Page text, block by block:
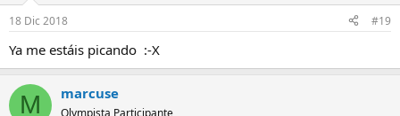
18 Dic 2018 #19
Ya me estáis picando :-X
M marcuse
Olympista Participante